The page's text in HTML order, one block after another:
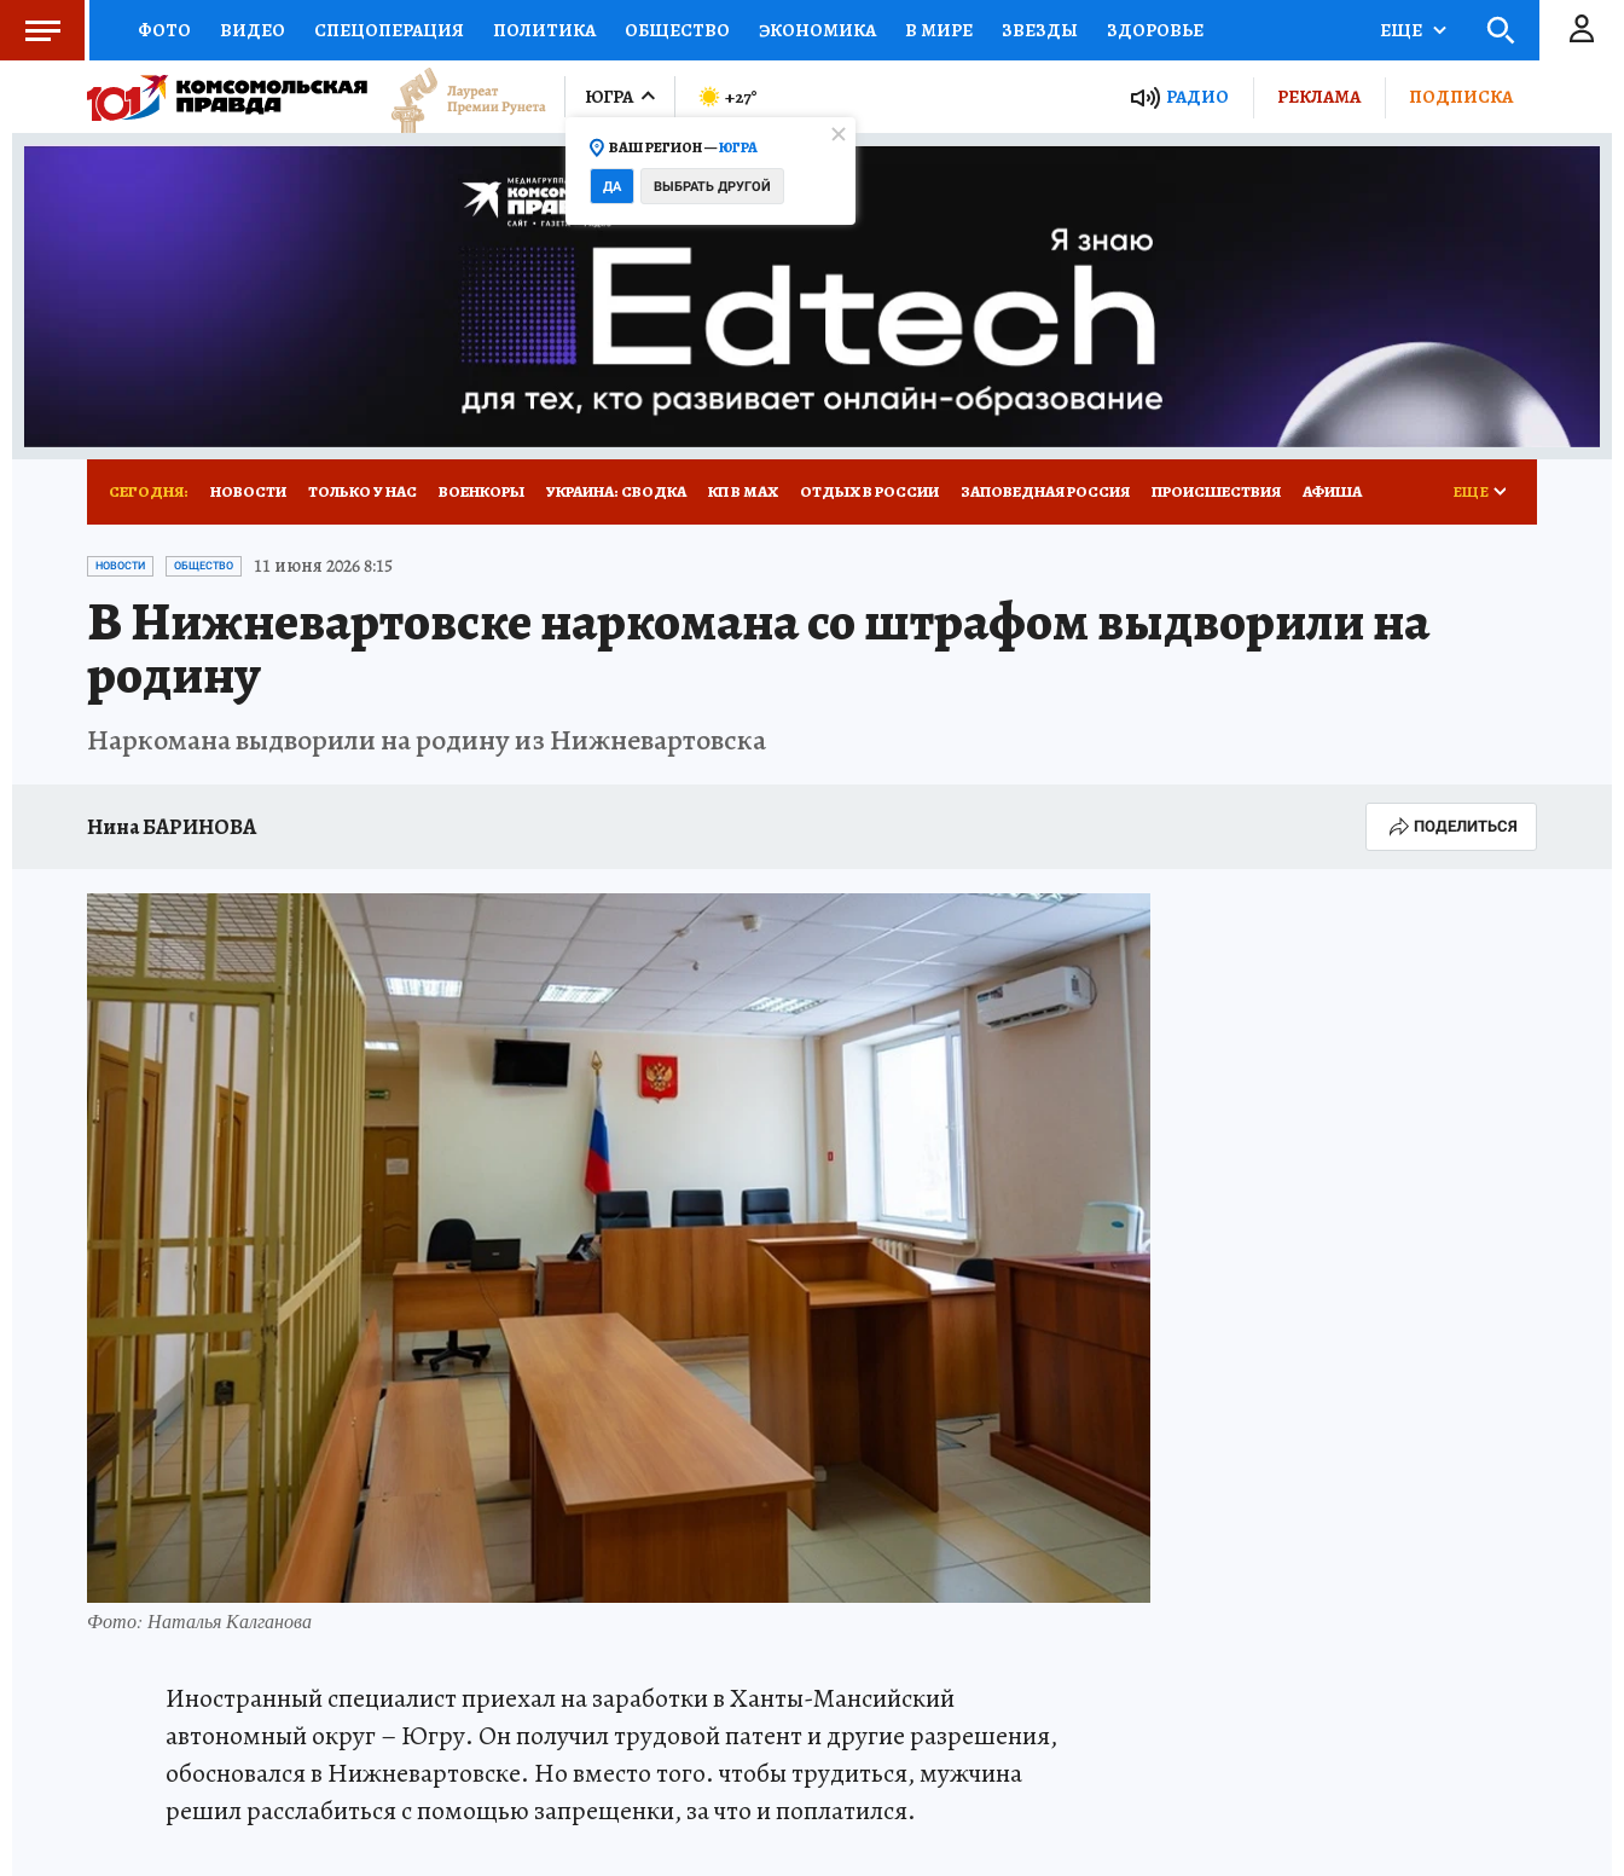
ФОТО ВИДЕО СПЕЦОПЕРАЦИЯ ПОЛИТИКА ОБЩЕСТВО ЭКОНОМИКА В МИРЕ ЗВЕЗДЫ ЗДОРОВЬЕ
СОЦПОДДЕРЖКА НАУКА СПОРТ КОЛУМНИСТЫ ПРОИСШЕСТВИЯ НАЦИОНАЛЬНЫЕ ПРОЕКТЫ РОССИИ
ВЫБОР ЭКСПЕРТОВ ДОКТОР ФИНАНСЫ ОТКРЫВАЕМ МИР СЕМЬЯ ЖЕНСКИЕ СЕКРЕТЫ ПУТЕВОДИТЕЛЬ
ПРОГНОЗЫ НА СПОРТ ПРОМОКОДЫ СЕРИАЛЫ
ТЕЛЕВИЗОР КОЛЛЕКЦИИ КОНКУРСЫ ГИД ПОТРЕБИТЕЛЯ
НОВОЕ НА САЙТЕ
ЕЩЕ
ЮГРА
ВАШ РЕГИОН —ЮГРА
ДА ВЫБРАТЬ ДРУГОЙ
+27° РАДИО РЕКЛАМА ПОДПИСКА
СЕГОДНЯ: НОВОСТИ ТОЛЬКО У НАС ВОЕНКОРЫ УКРАИНА: СВОДКА КП В МАХ ОТДЫХ В РОССИИ ЗАПОВЕДНАЯ РОССИЯ ПРОИСШЕСТВИЯ АФИША
ИСПЫТАНО НА СЕБЕ
ЕЩЕ
НОВОСТИ ОБЩЕСТВО 11 июня 2026 8:15
В Нижневартовске наркомана со штрафом выдворили на
родину
Наркомана выдворили на родину из Нижневартовска
Нина БАРИНОВА ПОДЕЛИТЬСЯ
Фото: Наталья Калганова
Иностранный специалист приехал на заработки в Ханты-Мансийский
автономный округ – Югру. Он получил трудовой патент и другие разрешения,
обосновался в Нижневартовске. Но вместо того. чтобы трудиться, мужчина
решил расслабиться с помощью запрещенки, за что и поплатился.